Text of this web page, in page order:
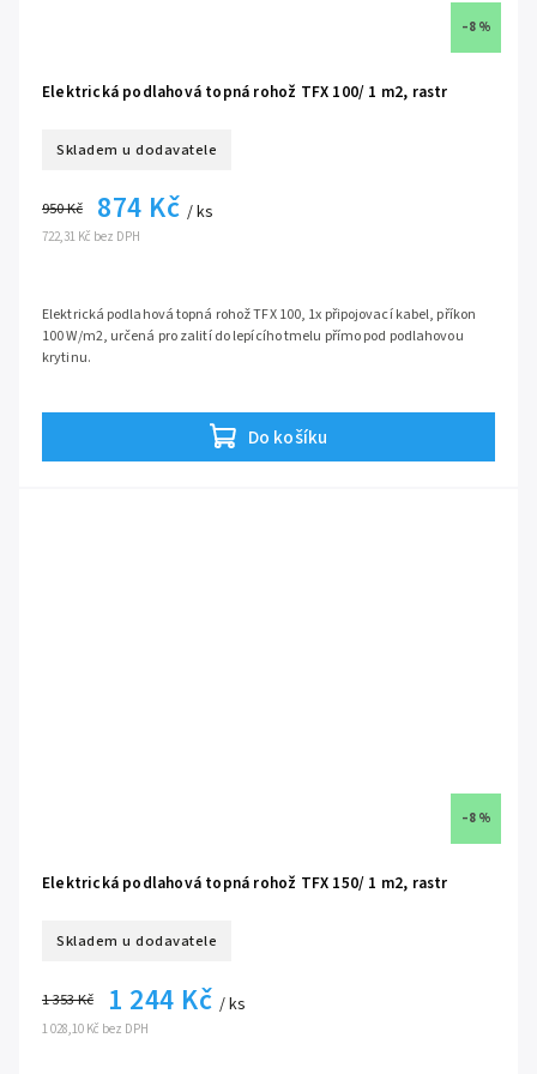
–8 %
Elektrická podlahová topná rohož TFX 100/ 1 m2, rastr
Skladem u dodavatele
722,31 Kč bez DPH
950 Kč 874 Kč / ks
Do košíku
Elektrická podlahová topná rohož TFX 100, 1x připojovací kabel, příkon
100 W/m2, určená pro zalití do lepícího tmelu přímo pod podlahovou
krytinu.
určeno pro mokrou montáž, zalitím do lepícího tmelu
ideální pro rekonstrukce díky malé tloušťce kabelu jen 3 mm
vhodné pro keramickou dlažbu, vinylové lepící parkety a jiné
–8 %
Elektrická podlahová topná rohož TFX 150/ 1 m2, rastr
Skladem u dodavatele
1 028,10 Kč bez DPH
1 353 Kč 1 244 Kč / ks